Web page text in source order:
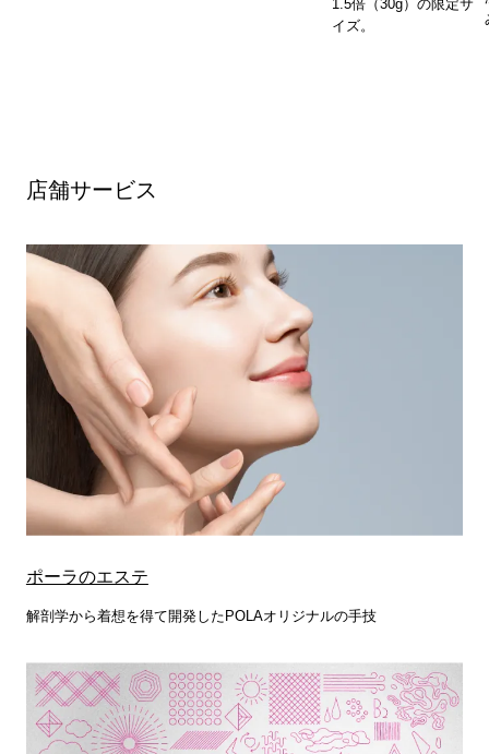
1.5倍（30g）の限定サ
イズ。
店舗サービス
ポーラのエステ
解剖学から着想を得て開発したPOLAオリジナルの手技